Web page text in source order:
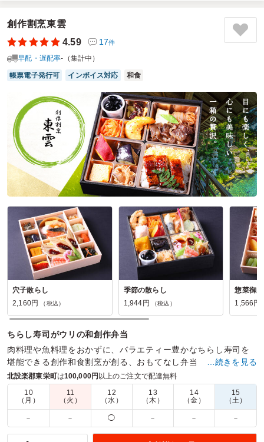
しいて言うならば 男の人は少し 量が少なかったかもしれな
いですがまた利用したいと思います。あと、お茶もついてる
と嬉しいです。
参加者の年齢：30代～40代男女比：男女混合
2026/06/26
国産鰻うな弘の口コミをもっと見る
創作割烹東雲
4.59
17件
早配・遅配率-（集計中）
帳票電子発行可 インボイス対応 和食
穴子散らし
2,160円
（税込）
季節の散らし
1,944円
（税込）
惣菜御膳
1,566円
ちらし寿司がウリの和創作弁当
肉料理や魚料理をおかずに、バラエティー豊かなちらし寿司を
堪能できる創作和食割烹が創る、おもてなし弁当
商品数： 26 締切日時： 2日前12:00 価格帯： 1,566円～2,592円
配達時間：
10:00～18:00
慰労会での参加者の方 弁当に大満足で楽しめました
…続きを見る
北設楽郡東栄町は100,000円 以上のご注文で配達無料
10
（月）
11
（火）
12
（水）
13
（木）
14
（金）
15
（土）
－ － ◯ － － －